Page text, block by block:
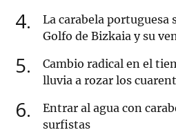
4
La carabela portuguesa
Golfo de Bizkaia y su
5
Cambio radical en el
lluvia a rozar los
6
Entrar al agua con
surfistas